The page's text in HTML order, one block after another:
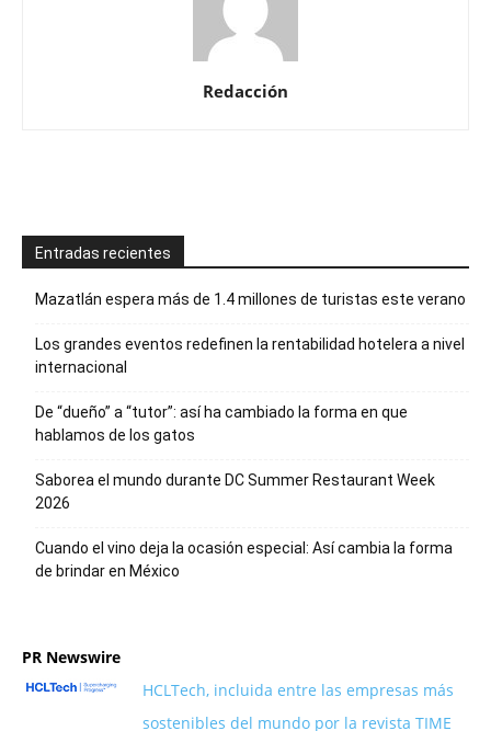
Redacción
Entradas recientes
Mazatlán espera más de 1.4 millones de turistas este verano
Los grandes eventos redefinen la rentabilidad hotelera a nivel
internacional
De “dueño” a “tutor”: así ha cambiado la forma en que
hablamos de los gatos
Saborea el mundo durante DC Summer Restaurant Week
2026
Cuando el vino deja la ocasión especial: Así cambia la forma
de brindar en México
PR Newswire
HCLTech, incluida entre las empresas más
sostenibles del mundo por la revista TIME